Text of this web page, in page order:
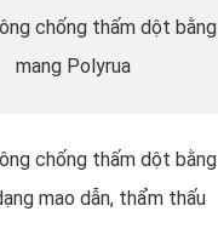
chống thấm dột bằng
mang Polyrua
chống thấm dột bằng
mao dẫn, thẩm thấu